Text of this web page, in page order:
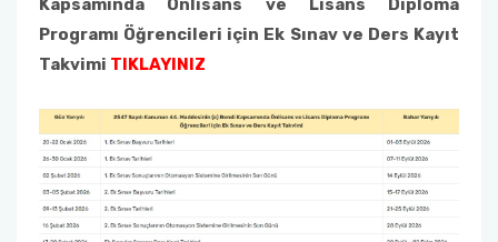
Kapsamında Önlisans ve Lisans Diploma
Programı Öğrencileri için Ek Sınav ve Ders Kayıt
Takvimi TIKLAYINIZ